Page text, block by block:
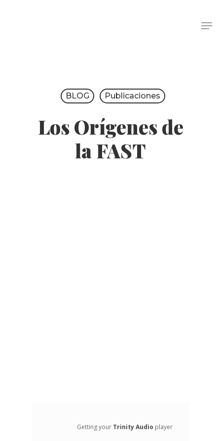
BLOG Publicaciones
Los Orígenes de
la FAST
Getting your Trinity Audio player